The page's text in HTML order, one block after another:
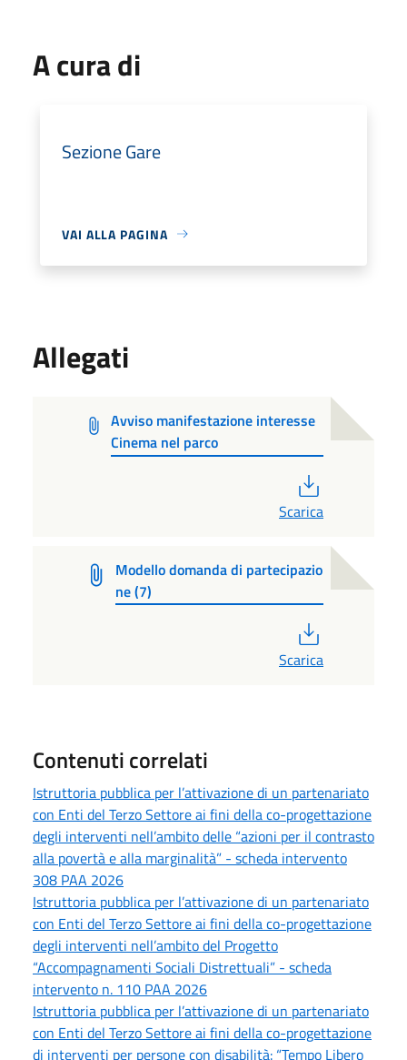
A cura di
Sezione Gare
VAI ALLA PAGINA
Allegati
Avviso manifestazione interesse
Cinema nel parco
Scarica
Modello domanda di partecipazio
ne (7)
Scarica
Contenuti correlati
Istruttoria pubblica per l’attivazione di un partenariato
con Enti del Terzo Settore ai fini della co-progettazione
degli interventi nell’ambito delle “azioni per il contrasto
alla povertà e alla marginalità” - scheda intervento
308 PAA 2026
Istruttoria pubblica per l’attivazione di un partenariato
con Enti del Terzo Settore ai fini della co-progettazione
degli interventi nell’ambito del Progetto
“Accompagnamenti Sociali Distrettuali” - scheda
intervento n. 110 PAA 2026
Istruttoria pubblica per l’attivazione di un partenariato
con Enti del Terzo Settore ai fini della co-progettazione
di interventi per persone con disabilità: “Tempo Libero